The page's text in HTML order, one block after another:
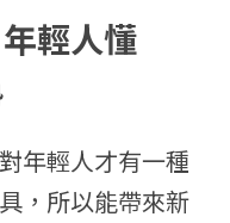
輕人懂
年輕人才有一種
，所以能帶來新